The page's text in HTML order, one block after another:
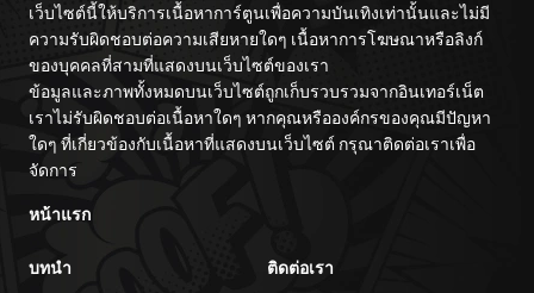
เว็บไซต์นี้ให้บริการเนื้อหาการ์ตูนเพื่อความบันเทิงเท่านั้นและไม่มี
ความรับผิดชอบต่อความเสียหายใดๆ เนื้อหาการโฆษณาหรือลิงก์
ของบุคคลที่สามที่แสดงบนเว็บไซต์ของเรา
ข้อมูลและภาพทั้งหมดบนเว็บไซต์ถูกเก็บรวบรวมจากอินเทอร์เน็ต
เราไม่รับผิดชอบต่อเนื้อหาใดๆ หากคุณหรือองค์กรของคุณมีปัญหา
ใดๆ ที่เกี่ยวข้องกับเนื้อหาที่แสดงบนเว็บไซต์ กรุณาติดต่อเราเพื่อ
จัดการ
หน้าแรก
บทนำ ติดต่อเรา